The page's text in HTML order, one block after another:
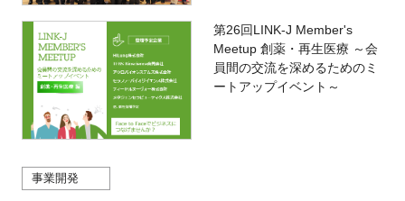
第26回LINK-J Member's
Meetup 創薬・再生医療 ～会
員間の交流を深めるためのミ
ートアップイベント～
事業開発